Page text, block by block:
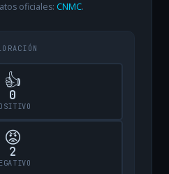
oficiales: CNMC.
👍
0
😡
2